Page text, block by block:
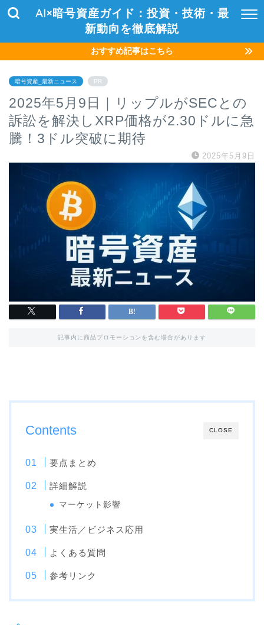
AI×暗号資産ガイド：投資・技術・最
新動向を徹底解説
おすすめ記事はこちら
暗号資産_最新ニュース PR
2025年5月9日｜リップルがSECとの
訴訟を解決しXRP価格が2.30ドルに急
騰！3ドル突破に期待
2025年5月9日
記事内に商品プロモーションを含む場合があります
CLOSE
Contents
要点まとめ
詳細解説
マーケット影響
実生活／ビジネス応用
よくある質問
参考リンク